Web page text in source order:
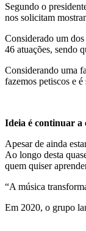
Segundo o
nos solicitam
Considerado um
46 atuações, sendo
Considerando uma
fazemos petiscos e
Ideia é continuar a
Apesar de ainda
Ao longo desta
quem quiser
“A música
Em 2020, o grupo